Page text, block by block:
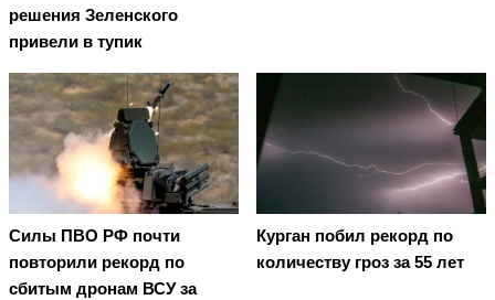
решения Зеленского
привели в тупик
Cилы ПВО РФ почти
повторили рекорд по
сбитым дронам ВСУ за
Курган побил рекорд по
количеству гроз за 55 лет